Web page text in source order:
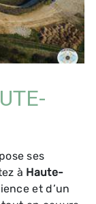
ses
à Haute-
et d’un